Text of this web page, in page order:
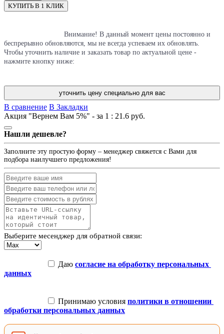
КУПИТЬ В 1 КЛИК
беспрерывно обновляются, мы не всегда успеваем их обновлять.
Чтобы уточнить наличие и заказать товар по актуальной цене -
нажмите кнопку ниже:
уточнить цену специально для вас
В сравнение В Закладки
Акция "Вернем Вам 5%" - за 1 : 21.6 руб.
Нашли дешевле?
Заполните эту простую форму – менеджер свяжется с Вами для
подбора наилучшего предложения!
Выберите месенджер для обратной связи:
Даю согласие на обработку персональных
данных
Принимаю условия политики в отношении
обработки персональных данных